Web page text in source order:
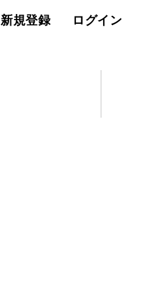
新規登録 ログイン